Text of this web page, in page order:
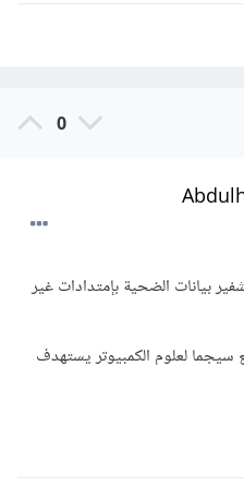
0
بيانات الضحية بإمتدادات غير
لعلوم الكمبيوتر يستهدف